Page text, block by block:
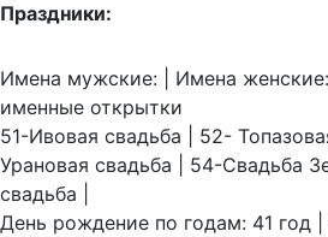
Праздники:
Имена мужские: | Имена женские: |
именные открытки
51-Ивовая свадьба | 52-
Урановая свадьба | 54-Свадьба
свадьба |
День рождение по годам: 41 год